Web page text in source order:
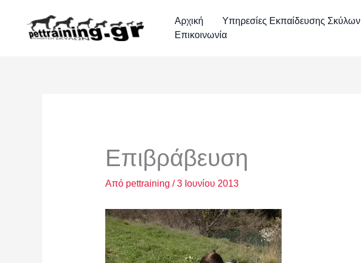
περιεχόμενο
Αρχική Υπηρεσίες Εκπαίδευσης Σκύλων
Επικοινωνία
Επιβράβευση
Από pettraining /3 Ιουνίου 2013